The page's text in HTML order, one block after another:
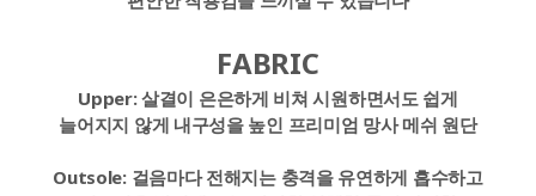
FABRIC
Upper:살결이 은은하게 비쳐 시원하면서도 쉽게
늘어지지 않게 내구성을 높인 프리미엄 망사 메쉬 원단
Outsole:걸음마다 전해지는 충격을 유연하게 흡수하고